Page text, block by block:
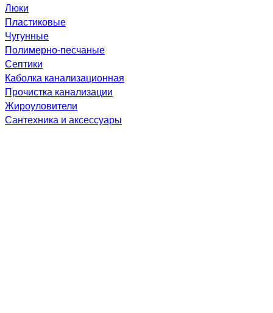
Люки
Пластиковые
Чугунные
Полимерно-песчаные
Септики
Каболка канализационная
Прочистка канализации
Жироуловители
Сантехника и аксессуары